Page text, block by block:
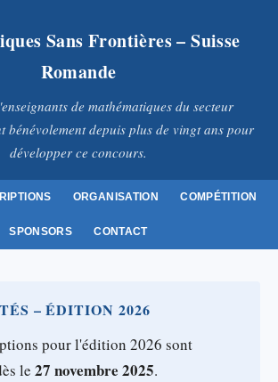
Sans Frontières – Suisse
Romande
de mathématiques du secteur
bénévolement depuis plus de vingt ans pour
développer ce concours.
ORGANISATION COMPÉTITION
SPONSORS CONTACT
– ÉDITION 2026
pour l'édition 2026 sont
le 27 novembre 2025.